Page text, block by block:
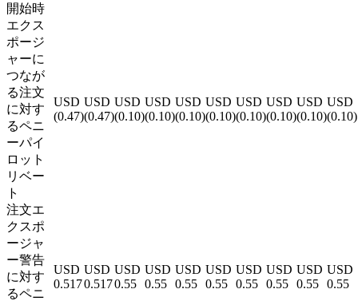
開始時
エクス
ポージ
ャーに
つなが
る注文
に対す
るペニ
ーパイ
ロット
リベー
ト
USD
(0.47)
USD
(0.47)
USD
(0.10)
USD
(0.10)
USD
(0.10)
USD
(0.10)
USD
(0.10)
USD
(0.10)
USD
(0.10)
USD
(0.10)
注文エ
クスポ
ージャ
ー警告
に対す
るペニ
USD
0.517
USD
0.517
USD
0.55
USD
0.55
USD
0.55
USD
0.55
USD
0.55
USD
0.55
USD
0.55
USD
0.55